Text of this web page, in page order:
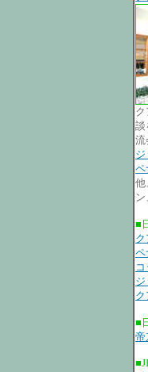
談
流
ペ
他
■
ペ
■
帝